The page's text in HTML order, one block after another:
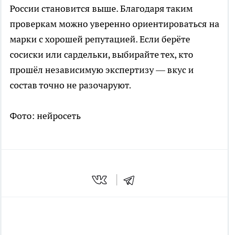
России становится выше. Благодаря таким
проверкам можно уверенно ориентироваться на
марки с хорошей репутацией. Если берёте
сосиски или сардельки, выбирайте тех, кто
прошёл независимую экспертизу — вкус и
состав точно не разочаруют.
Фото: нейросеть